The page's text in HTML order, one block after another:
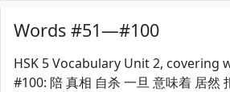
Words #51—#100
HSK 5 Vocabulary Unit 2, covering
#100: 陪 真相 自杀 一旦 意味着 居然